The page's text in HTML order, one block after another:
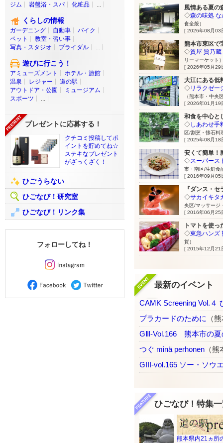
ジム
岩盤浴・スパ 化粧品 ...
くらしの情報
ガーデニング 自動車
バイク
ペット
教室・習い事
写真・スタジオ
ブライダル ...
遊びに行こう！
アミューズメント
ホテル・旅館
温泉
レジャー
道の駅
アウトドア・公園
ミュージアム
スポーツ
...
プレゼントに応募する！
クチコミ投稿してポ
イントを貯めてね☆
ステキなプレゼント
がざっくざく！
ひごうらない
ひごなび！研究室
ひごなび！リンク集
フォローしてね！
風情ある夏の
◇森の味処 な
食全般）
[ 2026年08月03
熊本市東区で
◇質屋 質乃蔵
リーマーケット
[ 2026年05月29
大江にある低
◇リラクゼー
（熊本市・中央
[ 2026年01月19
和食を中心と
◇しあわせ手
区/割烹・懐石料
[ 2025年08月18
安くて簡単！
◇スーパース
市・南区/生鮮食
[ 2016年09月05
『ダンス・セ
◇サカイキタ
央区/マッサージ
[ 2016年06月25
トマトを使
◇東急ハンズ
貨）
[ 2015年12月21
最新のイベント
CAMK Screening Vol.４
プラカードのために
（
GⅢ-Vol.166 熊本市の夏
つぐ minä perhonen （
GIII-vol.165 ソー・ソウ
ひごなび！特集
熊本県内21ヵ所